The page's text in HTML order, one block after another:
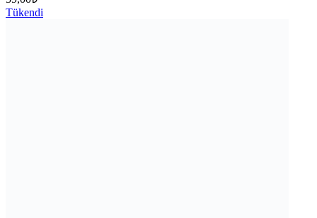
Tükendi